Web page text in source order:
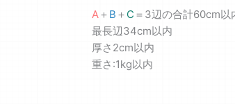
A＋ B ＋ C ＝3辺の合計60cm以
最長辺34cm以内
厚さ2cm以内
重さ:1kg以内